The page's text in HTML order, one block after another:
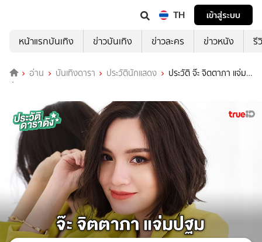
TH
เข้าสู่ระบบ
หน้าแรกบันเทิง
ข่าวบันเทิง ข่าวละคร ข่าวหนัง รี
อ่าน บันเทิงดารา ประวัตินักแสดง
ประวัติ จ๊ะ จิตตาภา แจ่ม
ปฐม